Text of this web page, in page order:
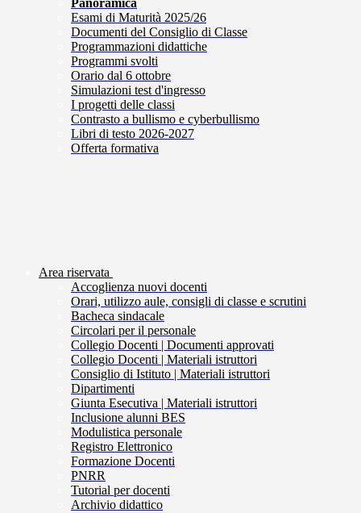
Panoramica
Esami di Maturità 2025/26
Documenti del Consiglio di Classe
Programmazioni didattiche
Programmi svolti
Orario dal 6 ottobre
Simulazioni test d'ingresso
I progetti delle classi
Contrasto a bullismo e cyberbullismo
Libri di testo 2026-2027
Offerta formativa
Area riservata
Accoglienza nuovi docenti
Orari, utilizzo aule, consigli di classe e scrutini
Bacheca sindacale
Circolari per il personale
Collegio Docenti | Documenti approvati
Collegio Docenti | Materiali istruttori
Consiglio di Istituto | Materiali istruttori
Dipartimenti
Giunta Esecutiva | Materiali istruttori
Inclusione alunni BES
Modulistica personale
Registro Elettronico
Formazione Docenti
PNRR
Tutorial per docenti
Archivio didattico